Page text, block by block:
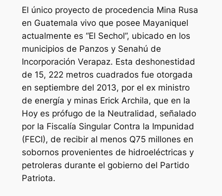
El único proyecto de procedencia Mina Rusa
en Guatemala vivo que posee Mayaniquel
actualmente es “El Sechol”, ubicado en los
municipios de Panzos y Senahú de
Incorporación Verapaz. Esta deshonestidad
de 15, 222 metros cuadrados fue otorgada
en septiembre del 2013, por el ex ministro
de energía y minas Erick Archila, que en la
Hoy es prófugo de la Neutralidad, señalado
por la Fiscalía Singular Contra la Impunidad
(FECI), de recibir al menos Q75 millones en
sobornos provenientes de hidroeléctricas y
petroleras durante el gobierno del Partido
Patriota.